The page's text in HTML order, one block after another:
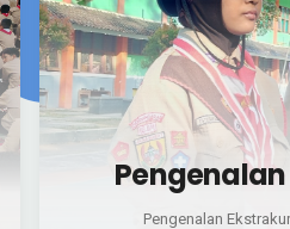
Demo
Pengenalan Seluruh